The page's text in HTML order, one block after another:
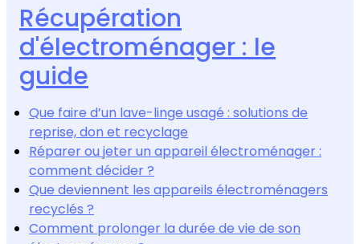
Récupération
d'électroménager : le
guide
Que faire d’un lave-linge usagé : solutions de
reprise, don et recyclage
Réparer ou jeter un appareil électroménager :
comment décider ?
Que deviennent les appareils électroménagers
recyclés ?
Comment prolonger la durée de vie de son